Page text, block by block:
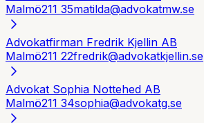
Malmö211 35matilda@advokatmw.se
Advokatfirman Fredrik Kjellin AB
Malmö211 22fredrik@advokatkjellin.se
Advokat Sophia Nottehed AB
Malmö211 34sophia@advokatg.se